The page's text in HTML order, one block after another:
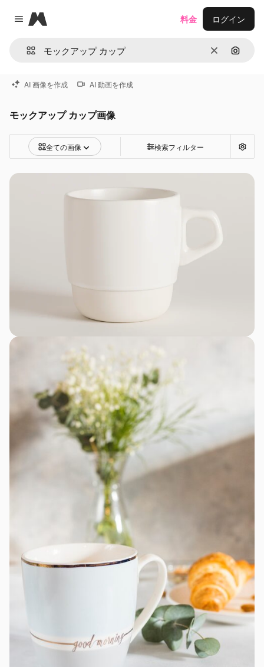
Close menu
Magnific
消去 画像で
料金 ログイン
AI 画像を作成 AI 動画を作成
モックアップ カップ画像
全ての画像 検索フィルター